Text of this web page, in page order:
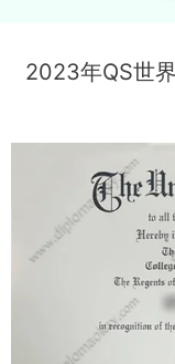
2023年QS世